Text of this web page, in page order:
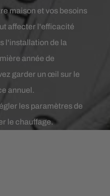
maison et vos besoins
affecter l'efficacité
l'installation de la
année de
garder un œil sur le
annuel.
les paramètres de
le chauffage.